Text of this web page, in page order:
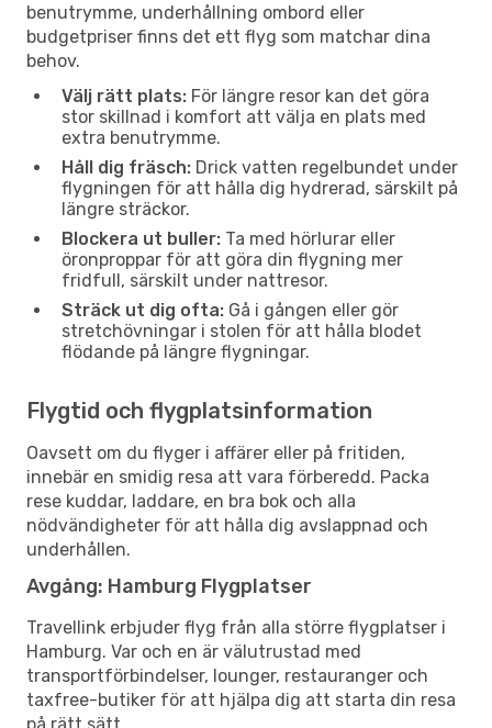
benutrymme, underhållning ombord eller
budgetpriser finns det ett flyg som matchar dina
behov.
Välj rätt plats: För längre resor kan det göra
stor skillnad i komfort att välja en plats med
extra benutrymme.
Håll dig fräsch: Drick vatten regelbundet under
flygningen för att hålla dig hydrerad, särskilt på
längre sträckor.
Blockera ut buller: Ta med hörlurar eller
öronproppar för att göra din flygning mer
fridfull, särskilt under nattresor.
Sträck ut dig ofta: Gå i gången eller gör
stretchövningar i stolen för att hålla blodet
flödande på längre flygningar.
Flygtid och flygplatsinformation
Oavsett om du flyger i affärer eller på fritiden,
innebär en smidig resa att vara förberedd. Packa
rese kuddar, laddare, en bra bok och alla
nödvändigheter för att hålla dig avslappnad och
underhållen.
Avgång: Hamburg Flygplatser
Travellink erbjuder flyg från alla större flygplatser i
Hamburg. Var och en är välutrustad med
transportförbindelser, lounger, restauranger och
taxfree-butiker för att hjälpa dig att starta din resa